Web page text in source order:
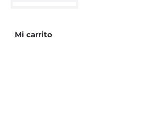
Mi carrito